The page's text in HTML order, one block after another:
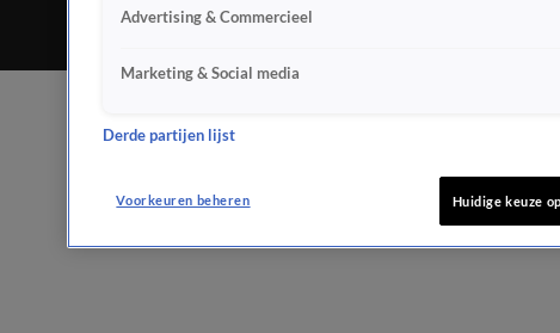
Advertising & Commercieel
Marketing & Social media
Derde partijen lijst
Voorkeuren beheren Huidige keuze